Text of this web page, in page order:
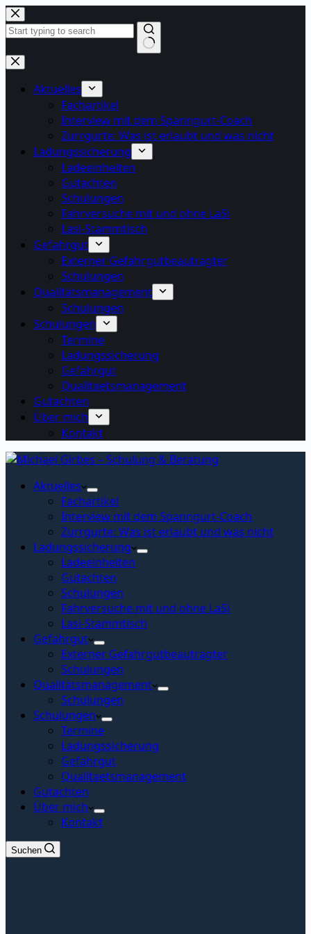
Zum
Inhalt
springen
Keine
Aktuelles
Fachartikel
Interview mit dem Spanngurt-Coach
Zurrgurte: Was ist erlaubt und was nicht
Ladungssicherung
Ladeeinheiten
Gutachten
Schulungen
Fahrversuche mit und ohne LaSi
Lasi-Stammtisch
Gefahrgut
Externer Gefahrgutbeautragter
Schulungen
Qualitätsmanagement
Schulungen
Schulungen
Termine
Ladungssicherung
Gefahrgut
Qualitaetsmanagement
Gutachten
Über mich
Kontakt
Aktuelles
Fachartikel
Interview mit dem Spanngurt-Coach
Zurrgurte: Was ist erlaubt und was nicht
Ladungssicherung
Ladeeinheiten
Gutachten
Schulungen
Fahrversuche mit und ohne LaSi
Lasi-Stammtisch
Gefahrgut
Externer Gefahrgutbeautragter
Schulungen
Qualitätsmanagement
Schulungen
Schulungen
Termine
Ladungssicherung
Gefahrgut
Qualitaetsmanagement
Gutachten
Über mich
Kontakt
Suchen